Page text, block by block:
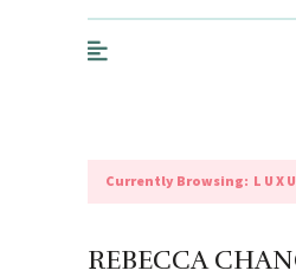
Currently Browsing:
REBECCA